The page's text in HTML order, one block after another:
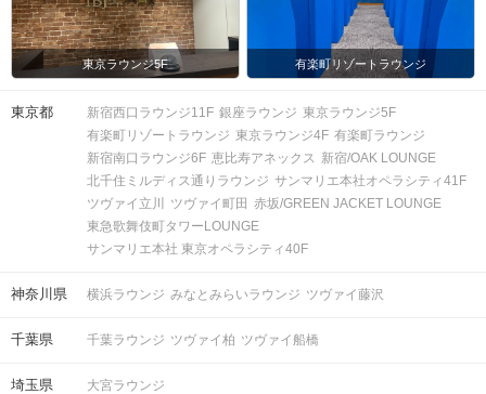
注意事項
・受付前に以下①②をご対応のうえ、
ご来場ください。
完了していない場合は、ご参加いた
だけません。
ン
②本人確認書類の事前アップロード
キャンセル
について
ご予約手続き完了後、お客様都合によ
掲載開始日：2026/3/19
東京ラウンジ5F 有楽町リゾートラウンジ
東京都 新宿西口ラウンジ11F 銀座ラウンジ 東京ラウンジ5F
有楽町リゾートラウンジ 東京ラウンジ4F 有楽町ラウンジ
新宿南口ラウンジ6F 恵比寿アネックス 新宿/OAK LOUNGE
北千住ミルディス通りラウンジ サンマリエ本社オペラシティ41F
ツヴァイ立川
ツヴァイ町田 赤坂/GREEN JACKET LOUNGE
東急歌舞伎町タワーLOUNGE
サンマリエ本社 東京オペラシティ40F
神奈川県 横浜ラウンジ みなとみらいラウンジ ツヴァイ藤沢
千葉県 千葉ラウンジ ツヴァイ柏 ツヴァイ船橋
埼玉県 大宮ラウンジ